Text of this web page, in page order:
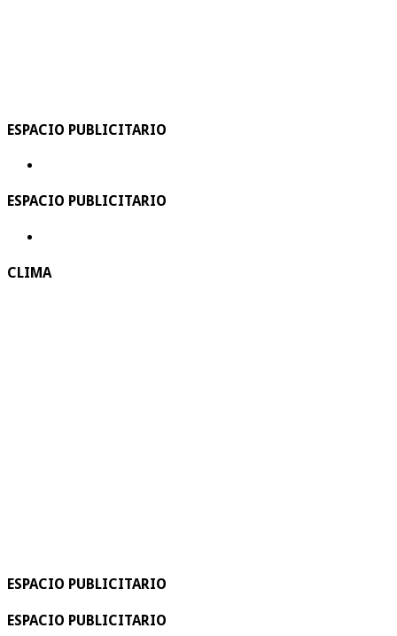
ESPACIO PUBLICITARIO
ESPACIO PUBLICITARIO
CLIMA
ESPACIO PUBLICITARIO
ESPACIO PUBLICITARIO